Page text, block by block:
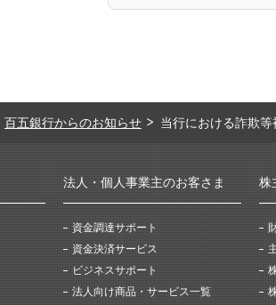
百五銀行からのお知らせ 当行における詐欺
法人・個人事業主のお客さま
資金調達サポート
資金決済サービス
ビジネスサポート
法人向け商品・サービス一覧
株